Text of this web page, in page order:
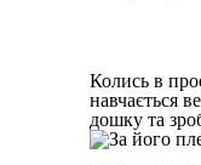
Колись в
навчається
дошку та